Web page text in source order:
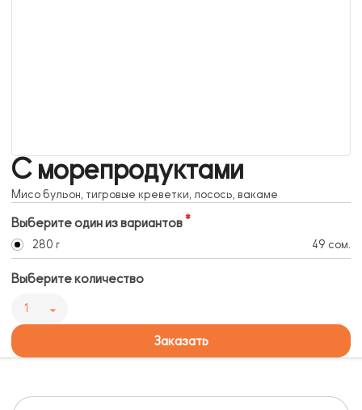
С морепродуктами
Мисо бульон, тигровые креветки, лосось, вакаме
Выберите один из вариантов
280 г 49 сом.
Выберите количество
1
Заказать